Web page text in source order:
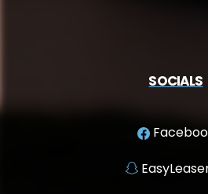
SOCIALS